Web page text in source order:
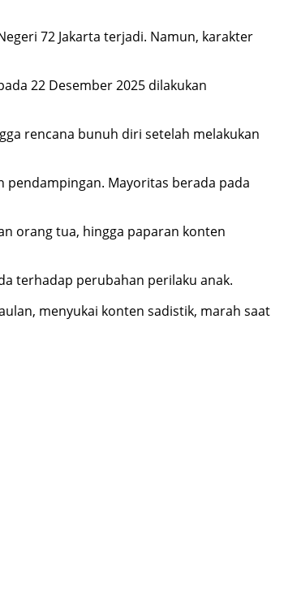
72 Jakarta terjadi. Namun, karakter
22 Desember 2025 dilakukan
rencana bunuh diri setelah melakukan
pendampingan. Mayoritas berada pada
orang tua, hingga paparan konten
terhadap perubahan perilaku anak.
menyukai konten sadistik, marah saat